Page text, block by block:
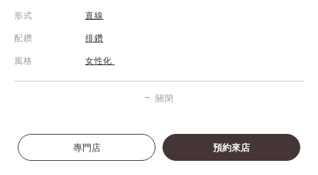
形式 直線
配鑽 排鑽
風格 女性化
關閉
專門店 預約來店